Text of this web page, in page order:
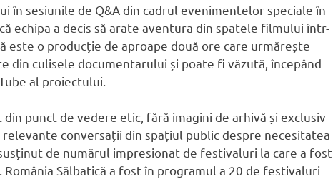
în sesiunile de Q&A din cadrul evenimentelor speciale în
echipa a decis să arate aventura din spatele filmului într-
este o producție de aproape două ore care urmărește
din culisele documentarului și poate fi văzută, începând
al proiectului.
punct de vedere etic, fără imagini de arhivă și exclusiv
relevante conversații din spațiul public despre necesitatea
de numărul impresionat de festivaluri la care a fost
Sălbatică a fost în programul a 20 de festivaluri